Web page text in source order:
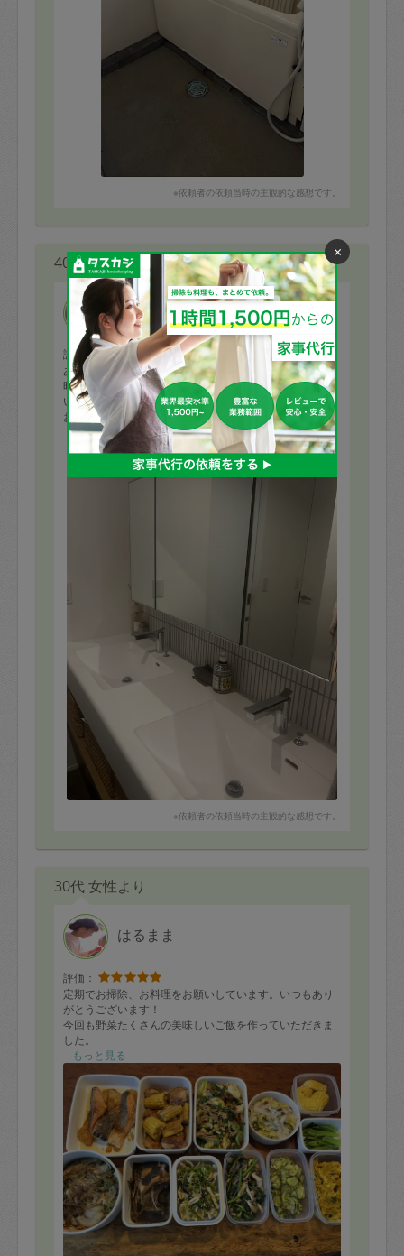
※依頼者の依頼当時の主観的な感想です。
40代 女性より
Nekochan
評価：
ありがとうございました！
時間をきちんと守られる方で、迷わないようにと早めに
いらして早めに終わられました。
お願いした箇所全てとても綺麗にしていただきました。
余談でお料理のコツも教えていただきました。
お世話になりました。
もっと見る
※依頼者の依頼当時の主観的な感想です。
30代 女性より
はるまま
評価：
定期でお掃除、お料理をお願いしています。いつもあり
がとうございます！
今回も野菜たくさんの美味しいご飯を作っていただきま
した。
また宜しくお願いします！
もっと見る
×